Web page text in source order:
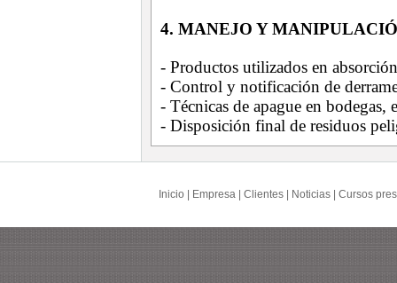
4. MANEJO Y
- Productos utilizados en
- Control y notificación de
- Técnicas de apague en bodegas,
- Disposición final de residuos
Inicio Empresa Clientes Noticias Cursos